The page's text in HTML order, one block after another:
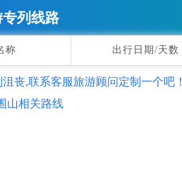
列线路
称 出行日期/天数
沮丧,联系客服旅游顾问定制一个吧！
山相关路线